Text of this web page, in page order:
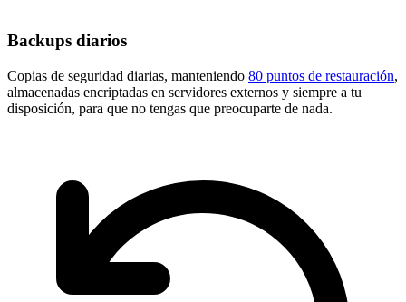
Backups diarios
Copias de seguridad diarias, manteniendo 80 puntos de restauración,
almacenadas encriptadas en servidores externos y siempre a tu
disposición, para que no tengas que preocuparte de nada.